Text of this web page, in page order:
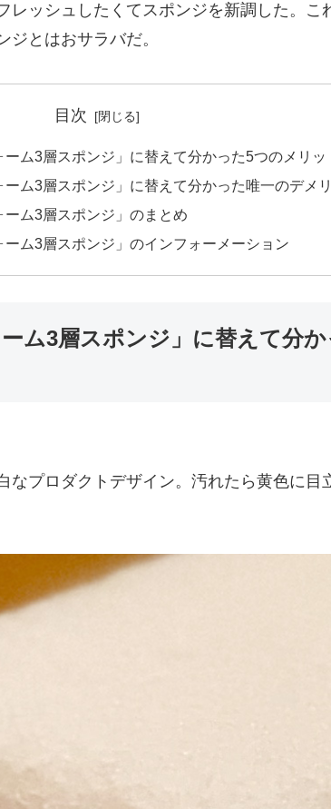
レッシュしたくてスポンジを新調した。こ
とはおサラバだ。
目次
ム3層スポンジ」に替えて分かった5つのメリッ
ム3層スポンジ」に替えて分かった唯一のデメ
ム3層スポンジ」のまとめ
ム3層スポンジ」のインフォーメーション
ム3層スポンジ」に替えて分
なプロダクトデザイン。汚れたら黄色に目